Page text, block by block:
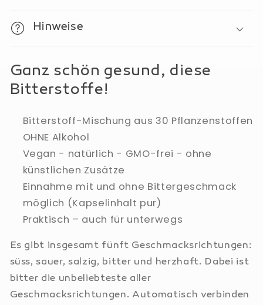
Hinweise
Ganz schön gesund, diese
Bitterstoffe!
Bitterstoff-Mischung aus 30 Pflanzenstoffen
OHNE Alkohol
Vegan - natürlich - GMO-frei - ohne
künstlichen Zusätze
Einnahme mit und ohne Bittergeschmack
möglich (Kapselinhalt pur)
Praktisch – auch für unterwegs
Es gibt insgesamt fünft Geschmacksrichtungen:
süss, sauer, salzig, bitter und herzhaft. Dabei ist
bitter die unbeliebteste aller
Geschmacksrichtungen. Automatisch verbinden